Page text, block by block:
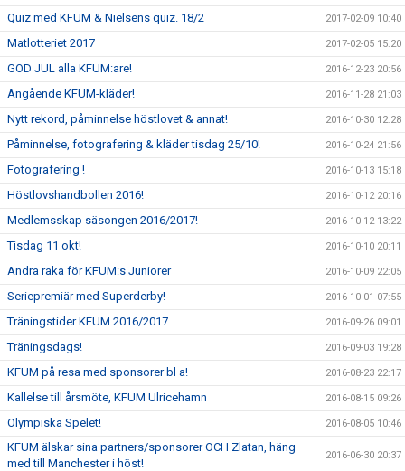
Quiz med KFUM & Nielsens quiz. 18/2 2017-02-09 10:40
Matlotteriet 2017 2017-02-05 15:20
GOD JUL alla KFUM:are! 2016-12-23 20:56
Angående KFUM-kläder! 2016-11-28 21:03
Nytt rekord, påminnelse höstlovet & annat! 2016-10-30 12:28
Påminnelse, fotografering & kläder tisdag 25/10! 2016-10-24 21:56
Fotografering ! 2016-10-13 15:18
Höstlovshandbollen 2016! 2016-10-12 20:16
Medlemsskap säsongen 2016/2017! 2016-10-12 13:22
Tisdag 11 okt! 2016-10-10 20:11
Andra raka för KFUM:s Juniorer 2016-10-09 22:05
Seriepremiär med Superderby! 2016-10-01 07:55
Träningstider KFUM 2016/2017 2016-09-26 09:01
Träningsdags! 2016-09-03 19:28
KFUM på resa med sponsorer bl a! 2016-08-23 22:17
Kallelse till årsmöte, KFUM Ulricehamn 2016-08-15 09:26
Olympiska Spelet! 2016-08-05 10:46
KFUM älskar sina partners/sponsorer OCH Zlatan, häng
med till Manchester i höst!
2016-06-30 20:37